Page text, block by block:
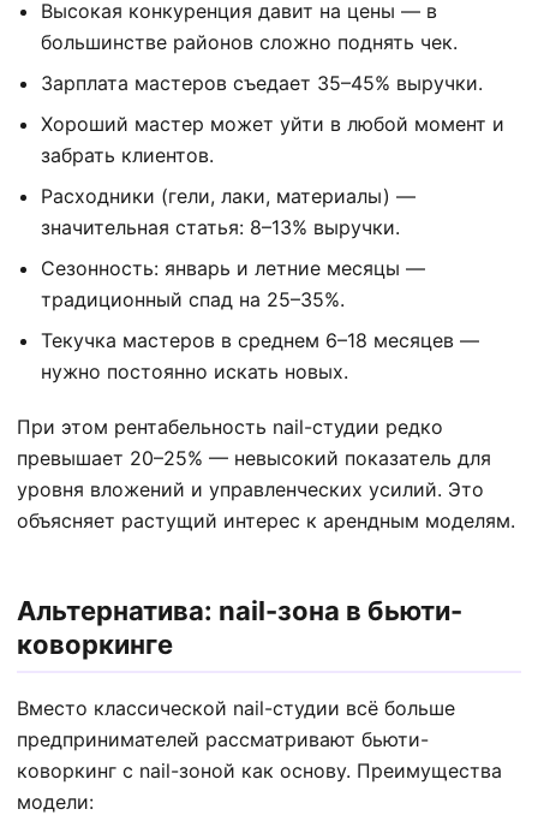
Высокая конкуренция давит на цены — в
большинстве районов сложно поднять чек.
Зарплата мастеров съедает 35–45% выручки.
Хороший мастер может уйти в любой момент и
забрать клиентов.
Расходники (гели, лаки, материалы) —
значительная статья: 8–13% выручки.
Сезонность: январь и летние месяцы —
традиционный спад на 25–35%.
Текучка мастеров в среднем 6–18 месяцев —
нужно постоянно искать новых.
При этом рентабельность nail-студии редко
превышает 20–25% — невысокий показатель для
уровня вложений и управленческих усилий. Это
объясняет растущий интерес к арендным моделям.
Альтернатива: nail-зона в бьюти-
коворкинге
Вместо классической nail-студии всё больше
предпринимателей рассматривают бьюти-
коворкинг с nail-зоной как основу. Преимущества
модели: